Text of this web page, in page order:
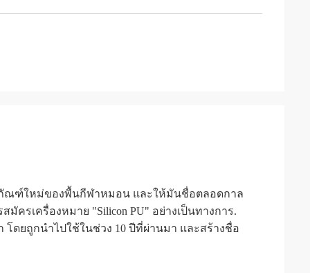
ภัณฑ์ใหม่ของพื้นกีฬาหมอน และให้มันชื่อตลอดกาล
ครเครื่องหมาย "Silicon PU" อย่างเป็นทางการ.
ดยถูกนําไปใช้ในช่วง 10 ปีที่ผ่านมา และสร้างชื่อ